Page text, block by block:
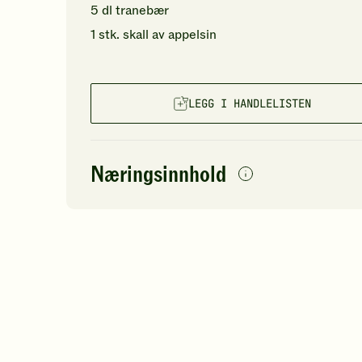
5 dl tranebær
1 stk. skall avappelsin
LEGG I HANDLELISTEN
Næringsinnhold